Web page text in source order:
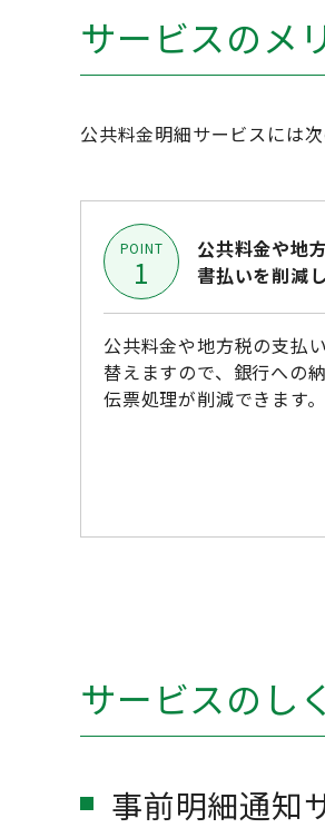
サービスのメ
公共料金明細サービスには
POINT
1
公共料金や地
書払いを削減し
公共料金や地方税の支払
替えますので、銀行への
伝票処理が削減できます。
サービスのし
事前明細通知